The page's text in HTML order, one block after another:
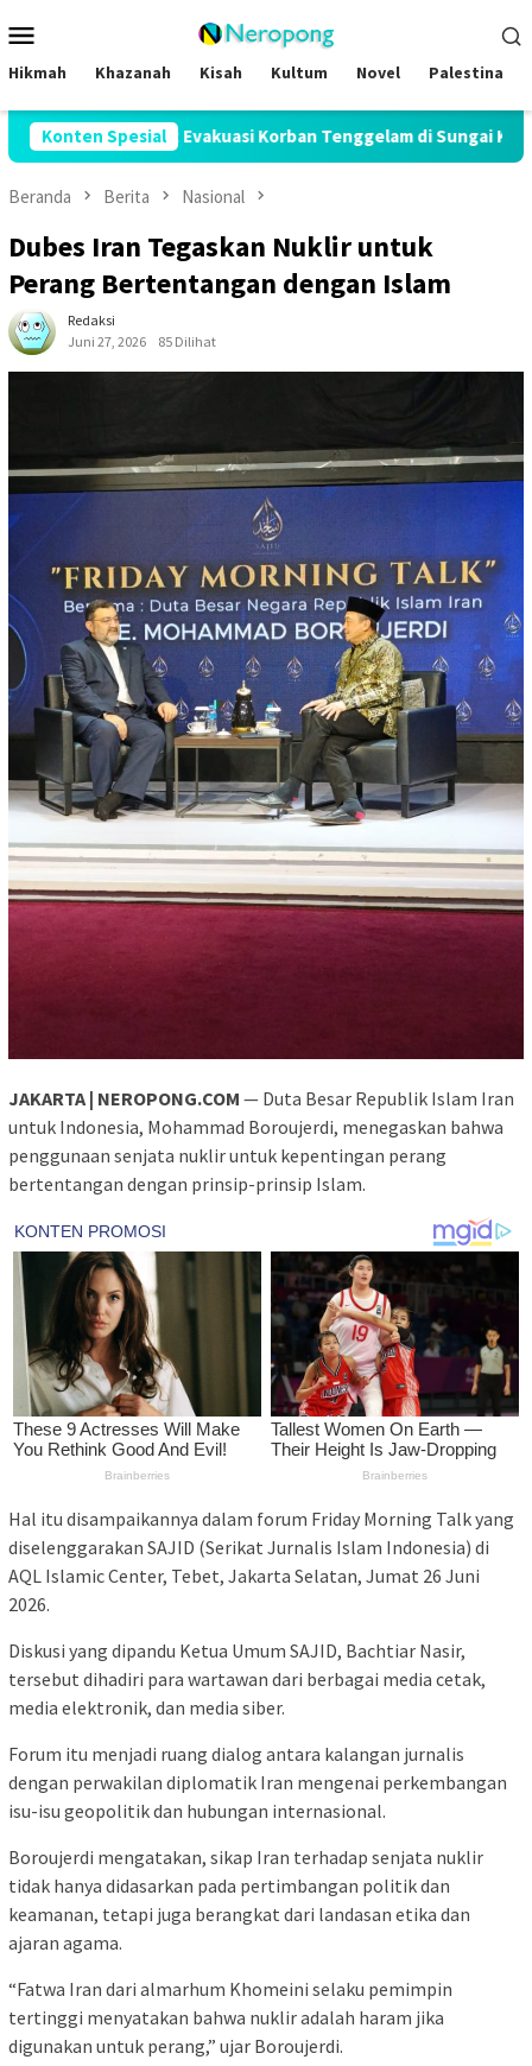
ke
kontenMobile
Hikmah Khazanah Kisah Kultum Novel Palestina
Konten Spesial
Evakuasi Korban Tenggelam di Sungai Kebon Dua
Beranda Berita Nasional
Dubes Iran Tegaskan Nuklir untuk
Perang Bertentangan dengan Islam
Redaksi
Juni 27, 2026
85 Dilihat
JAKARTA | NEROPONG.COM — Duta Besar Republik Islam Iran
untuk Indonesia, Mohammad Boroujerdi, menegaskan bahwa
penggunaan senjata nuklir untuk kepentingan perang
bertentangan dengan prinsip-prinsip Islam.
Hal itu disampaikannya dalam forum Friday Morning Talk yang
diselenggarakan SAJID (Serikat Jurnalis Islam Indonesia) di
AQL Islamic Center, Tebet, Jakarta Selatan, Jumat 26 Juni
2026.
Diskusi yang dipandu Ketua Umum SAJID, Bachtiar Nasir,
tersebut dihadiri para wartawan dari berbagai media cetak,
media elektronik, dan media siber.
Forum itu menjadi ruang dialog antara kalangan jurnalis
dengan perwakilan diplomatik Iran mengenai perkembangan
isu-isu geopolitik dan hubungan internasional.
Boroujerdi mengatakan, sikap Iran terhadap senjata nuklir
tidak hanya didasarkan pada pertimbangan politik dan
keamanan, tetapi juga berangkat dari landasan etika dan
ajaran agama.
“Fatwa Iran dari almarhum Khomeini selaku pemimpin
tertinggi menyatakan bahwa nuklir adalah haram jika
digunakan untuk perang,” ujar Boroujerdi.